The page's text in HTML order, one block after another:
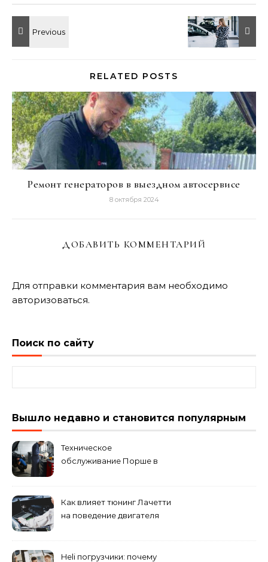
RELATED POSTS
Ремонт генераторов в выездном автосервисе
8 октября 2024
ДОБАВИТЬ КОММЕНТАРИЙ
Для отправки комментария вам необходимо
авторизоваться.
Поиск по сайту
Вышло недавно и становится популярным
Техническое
обслуживание Порше в
Как влияет тюнинг Лачетти
на поведение двигателя
Heli погрузчики: почему